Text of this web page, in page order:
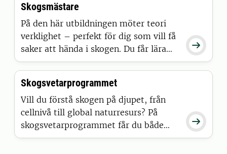
bredden och verktygen för att förstå
hela värdekedjan – från skog till
konsument. Din kompetens inom
skogsekonomi är användbar i hela
skogsbranschen.

Skogsmästare
På den här utbildningen möter teori
verklighet – perfekt för dig som vill få
saker att hända i skogen. Du får lära
dig att sköta skog i samarbete med
åtgärder. Med skogen som ett av dina
klassrum får du verktyg att hantera
skogsbruk och naturvård i praktiken.

Skogsvetarprogrammet
Vill du förstå skogen på djupet, från
cellnivå till global naturresurs? På
skogsvetarprogrammet får du både
djup och bredd i dina kunskaper om